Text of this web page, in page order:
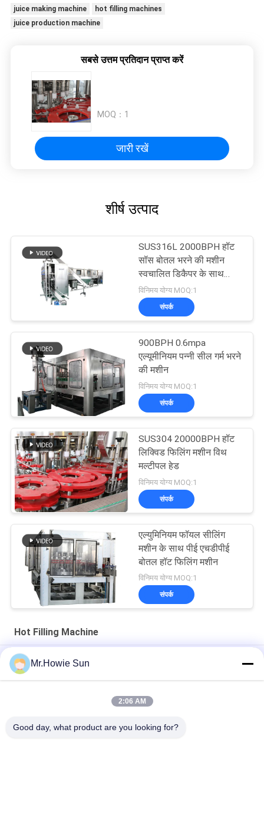
juice making machine
hot filling machines
juice production machine
सबसे उत्तम प्रतिदान प्राप्त करें
MOQ： 1
जारी रखें
शीर्ष उत्पाद
SUS316L 2000BPH हॉट
सॉस बोतल भरने की मशीन
स्वचालित डिकैपर के साथ
With
विनिमय योग्य MOQ:1
संपर्क
900BPH 0.6mpa
एल्यूमीनियम पन्नी सील गर्म भरने
की मशीन
विनिमय योग्य MOQ:1
संपर्क
SUS304 20000BPH हॉट
लिक्विड फिलिंग मशीन विथ
मल्टीपल हेड
विनिमय योग्य MOQ:1
संपर्क
एल्युमिनियम फॉयल सीलिंग
मशीन के साथ पीई एचडीपीई
बोतल हॉट फिलिंग मशीन
विनिमय योग्य MOQ:1
संपर्क
Hot Filling Machine
Plastic Bottle Hot Filling Machine 3 In 1 For Fruit Juice
Processing
Mr.Howie Sun
2:06 AM
Good day, what product are you looking for?